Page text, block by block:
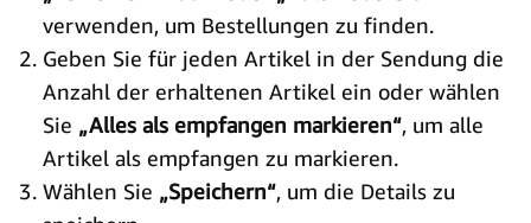
verwenden, um Bestellungen zu finden.
Geben Sie für jeden Artikel in der Sendung die
Anzahl der erhaltenen Artikel ein oder wählen
Sie „Alles als empfangen markieren“, um alle
Artikel als empfangen zu markieren.
Wählen Sie „Speichern“, um die Details zu